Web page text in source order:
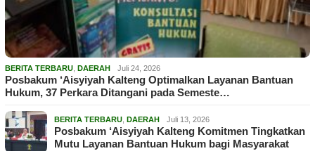
BERITA TERBARU, DAERAH Juli 24, 2026
Posbakum ‘Aisyiyah Kalteng Optimalkan Layanan Bantuan
Hukum, 37 Perkara Ditangani pada Semeste…
BERITA TERBARU, DAERAH Juli 13, 2026
Posbakum ‘Aisyiyah Kalteng Komitmen Tingkatkan
Mutu Layanan Bantuan Hukum bagi Masyarakat